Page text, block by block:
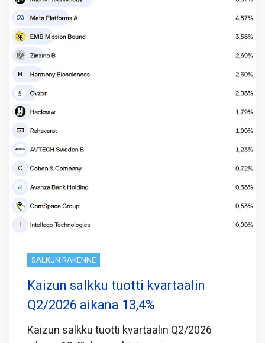
SALKUN RAKENNE
Kaizun salkku tuotti kvartaalin
Q2/2026 aikana 13,4%
Kaizun salkku tuotti kvartaalin Q2/2026